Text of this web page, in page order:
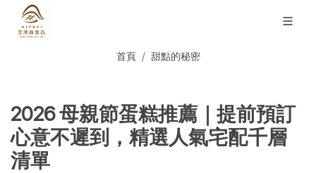
首頁 甜點的秘密
2026 母親節蛋糕推薦｜提前預訂
心意不遲到，精選人氣宅配千層
清單